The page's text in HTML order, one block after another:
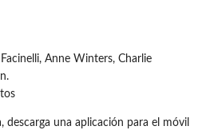
Anne Winters, Charlie
descarga una aplicación para el móvil